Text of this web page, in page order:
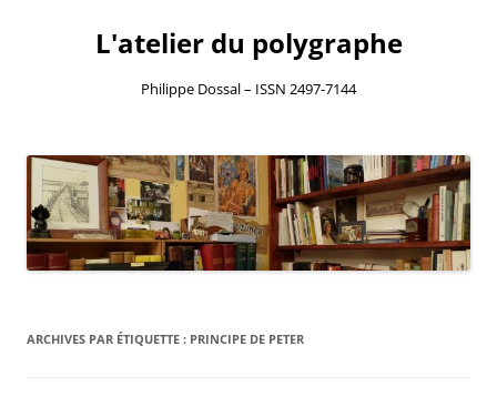
L'atelier du polygraphe
Philippe Dossal – ISSN 2497-7144
au
contenu
ARCHIVES PAR ÉTIQUETTE : PRINCIPE DE PETER